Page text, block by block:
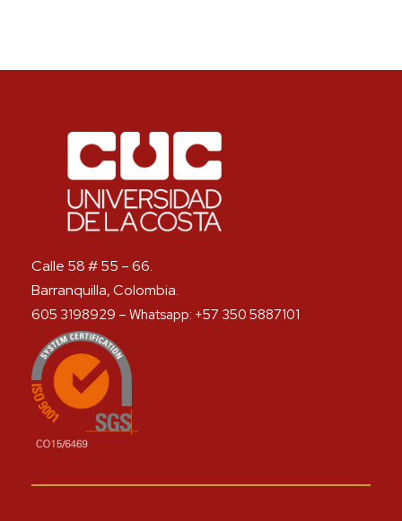
Calle 58 # 55 – 66.
Barranquilla, Colombia.
605 3198929 – Whatsapp: +57 350 5887101